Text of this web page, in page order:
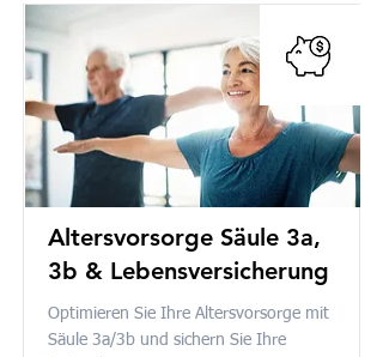
Altersvorsorge Säule 3a,
3b & Lebensversicherung
Optimieren Sie Ihre Altersvorsorge mit
Säule 3a/3b und sichern Sie Ihre